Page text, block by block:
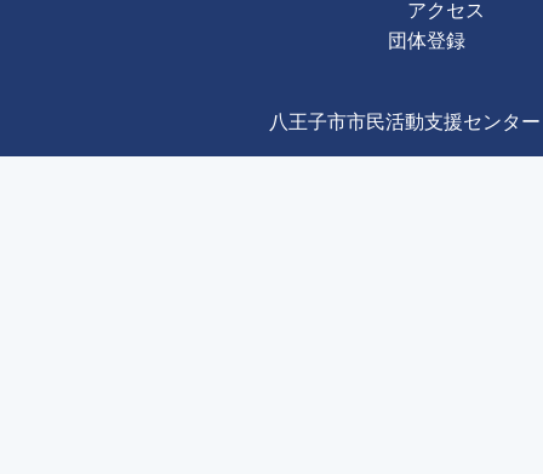
アクセス
団体登録
八王子市市民活動支援センタ